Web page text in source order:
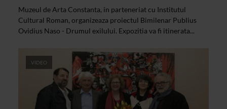
Muzeul de Arta Constanta, in parteneriat cu Institutul
Cultural Roman, organizeaza proiectul Bimilenar Publius
Ovidius Naso - Drumul exilului. Expozitia va fi itinerata...
VIDEO